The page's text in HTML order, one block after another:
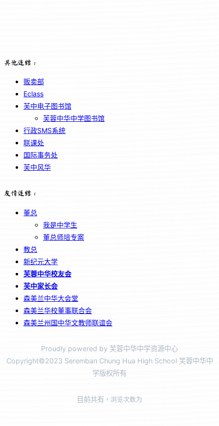
其他连结：
贩卖部
Eclass
芙中电子图书馆
芙蓉中华中学图书馆
行政SMS系统
联课处
国际事务处
芙中风华
友情连结：
董总
我是中学生
董总师培专案
教总
新纪元大学
芙蓉中华校友会
芙中家长会
森美兰中华大会堂
森美兰华校董事联合会
森美兰州国中华文教师联谊会
Proudly powered by 芙蓉中华中学资源中心
Copyright©2023 Seremban Chung Hua High School 芙蓉中华中
学版权所有
目前共有 ，浏览次数为